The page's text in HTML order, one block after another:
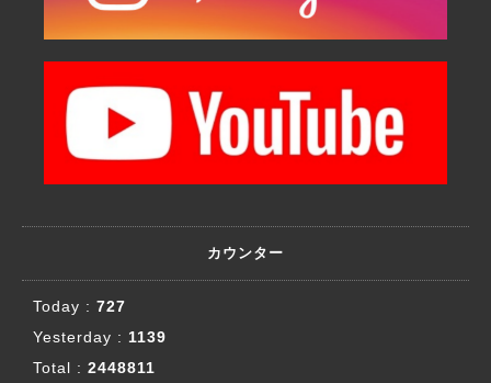
カウンター
Today : 727
Yesterday : 1139
Total : 2448811